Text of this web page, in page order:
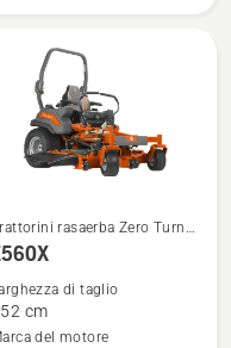
rasaerba Zero Turn
di taglio
cm
del motore